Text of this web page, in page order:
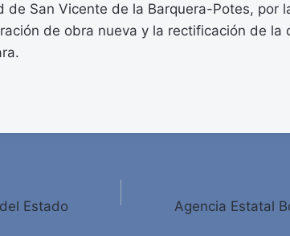
de San Vicente de la Barquera-Potes, por
de obra nueva y la rectificación de la
Estado Agencia Estatal